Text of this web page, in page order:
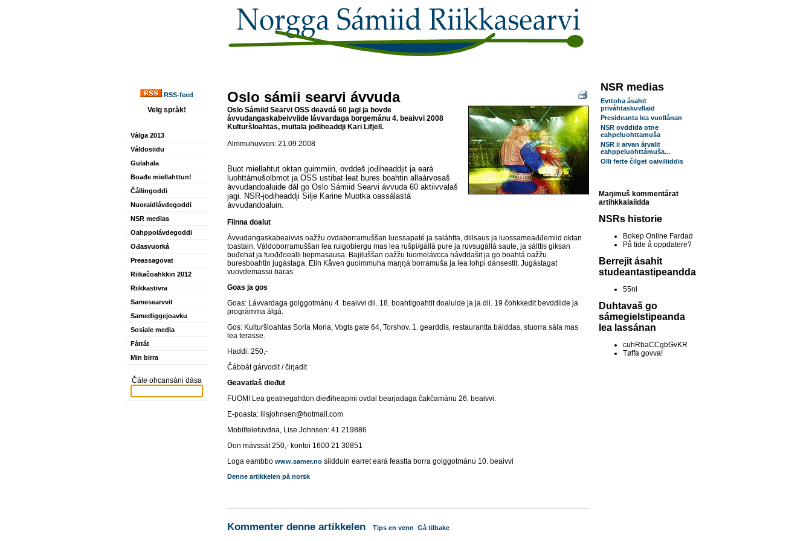
RSS-feed
Velg språk!
Válga 2013
Váldosiidu
Gulahala
Boađe miellahttun!
Čállingoddi
Nuoraidlávdegoddi
NSR medias
Oahppolávdegoddi
Ođasvuorká
Preassagovat
Riikačoahkkin 2012
Riikkastivra
Samesearvvit
Samediggejoavku
Sosiale media
Fáttát
Min birra
Čále ohcansáni dása
Oslo sámii searvi ávvuda
Oslo Sámiid Searvi OSS deavdá 60 jagi ja bovde
ávvudangaskabeivviide lávvardaga borgemánu 4. beaivvi 2008
Kulturšloahtas, muitala jođiheaddji Kari Lifjell.
Almmuhuvvon: 21.09.2008
Buot miellahtut oktan guimmiin, ovddeš jođiheaddjit ja eará
luohttámušolbmot ja OSS ustibat leat bures boahtin allaárvosaš
ávvudandoaluide dál go Oslo Sámiid Searvi ávvuda 60 aktiivvalaš
jagi. NSR-jođiheaddji Silje Karine Muotka oassálastá
ávvudandoaluin.
Fiinna doalut
Ávvudangaskabeaivvis oažžu ovdaborramuššan luossapaté ja saláhtta, dillsaus ja luossameađđemiid oktan
toastain. Váldoborramuššan lea ruigobiergu mas lea rušpi/gállá pure ja ruvsugállá saute, ja sálttis giksan
buđehat ja fuođđoealli liepmasausa. Bajiluššan oažžu luomelávcca návddašit ja go boahtá oažžu
buresboahtin jugástaga. Elin Kåven guoimmuha maŋŋá borramuša ja lea lohpi dánsestit. Jugástagat
vuovdemassii baras.
Goas ja gos
Goas: Lávvardaga golggotmánu 4. beaivvi dii. 18. boahtigoahtit doaluide ja ja dii. 19 čohkkedit bevddiide ja
prográmma álgá.
Gos: Kulturšloahtas Soria Moria, Vogts gate 64, Torshov. 1. gearddis, restaurantta bálddas, stuorra sála mas
lea terasse.
Haddi: 250,-
Čábbát gárvodit / čiŋadit
Geavatlaš dieđut
FUOM! Lea geatnegahtton dieđiheapmi ovdal bearjadaga čakčamánu 26. beaivvi.
E-poasta: liisjohnsen@hotmail.com
Mobiltelefuvdna, Lise Johnsen: 41 219886
Don mávssát 250,- kontoi 1600 21 30851
Loga eambbo www.samer.no siidduin earret eará feastta borra golggotmánu 10. beaivvi
Denne artikkelen på norsk
Kommenter denne artikkelen Tips en venn Gå tilbake
NSR medias
Evttoha ásahit
priváhtaskuvllaid
Presideanta lea vuollánan
NSR ovddida otne
eahpeluohttamuša
NSR ii arvan árvalit
eahppeluohttámuša...
Olli ferte čilget oaiviliiddis
Maŋimuš kommentárat
artihkkalaiidda
NSRs historie
Bokep Online Fardad
På tide å oppdatere?
Berrejit ásahit
studeantastipeandda
55nl
Duhtavaš go
sámegielstipeanda
lea lassánan
cuhRbaCCgbGvKR
Tøffa govva!